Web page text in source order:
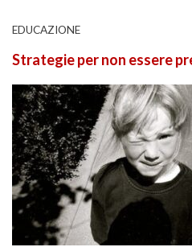
EDUCAZIONE
Strategie per non essere